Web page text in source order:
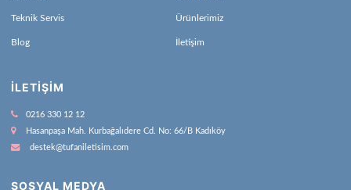
Teknik Servis Ürünlerimiz
Blog İletişim
İLETIŞIM
0216 330 12 12
Hasanpaşa Mah. Kurbağalıdere Cd. No: 66/B Kadıköy
destek@tufaniletisim.com
SOSYAL MEDYA